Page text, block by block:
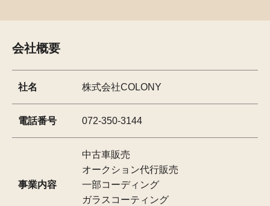
会社概要
社名 株式会社COLONY
電話番号 072-350-3144
事業内容
中古車販売
オークション代行販売
一部コーディング
ガラスコーティング